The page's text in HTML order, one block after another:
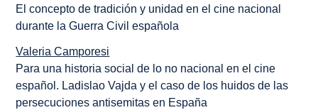
El concepto de tradición y unidad en el cine nacional
durante la Guerra Civil española
Valeria Camporesi
Para una historia social de lo no nacional en el cine
español. Ladislao Vajda y el caso de los huidos de las
persecuciones antisemitas en España